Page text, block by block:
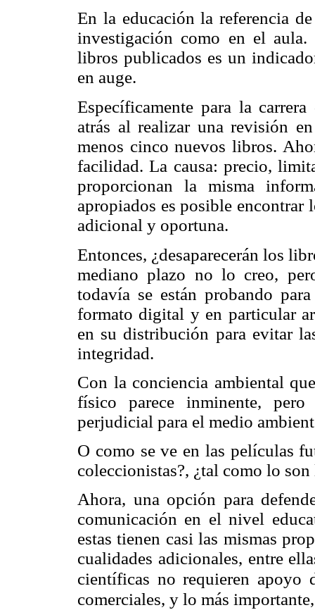
En la educación la referencia
investigación como en el aula.
libros publicados es un
en auge.
Específicamente para la
atrás al realizar una revisión
menos cinco nuevos libros.
facilidad. La causa: precio,
proporcionan la misma
apropiados es posible encontrar
adicional y oportuna.
Entonces, ¿desaparecerán los
mediano plazo no lo creo,
todavía se están probando
formato digital y en particular
en su distribución para evitar
integridad.
Con la conciencia ambiental
físico parece inminente,
perjudicial para el medio
O como se ve en las películas
coleccionistas?, ¿tal como lo
Ahora, una opción para
comunicación en el nivel
estas tienen casi las mismas
cualidades adicionales, entre
científicas no requieren apoyo
comerciales, y lo más